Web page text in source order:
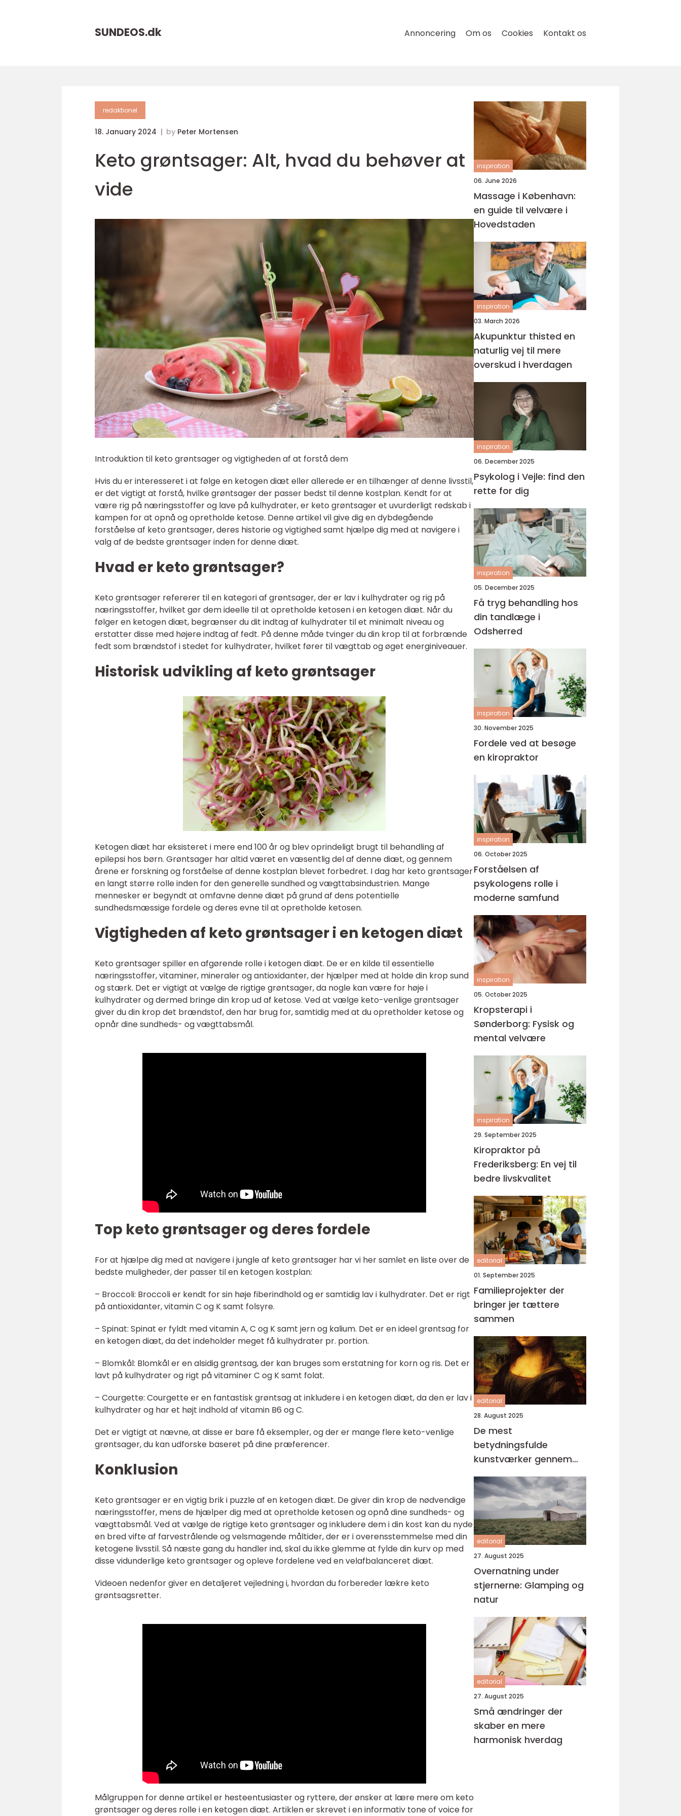
SUNDEOS.dk Annoncering Om os Cookies Kontakt os
redaktionel
18. January 2024 by Peter Mortensen
Keto grøntsager: Alt, hvad du behøver at
vide
Introduktion til keto grøntsager og vigtigheden af at forstå dem
Hvis du er interesseret i at følge en ketogen diæt eller allerede er en tilhænger af denne livsstil,
er det vigtigt at forstå, hvilke grøntsager der passer bedst til denne kostplan. Kendt for at
være rig på næringsstoffer og lave på kulhydrater, er keto grøntsager et uvurderligt redskab i
kampen for at opnå og opretholde ketose. Denne artikel vil give dig en dybdegående
forståelse af keto grøntsager, deres historie og vigtighed samt hjælpe dig med at navigere i
valg af de bedste grøntsager inden for denne diæt.
Hvad er keto grøntsager?
Keto grøntsager refererer til en kategori af grøntsager, der er lav i kulhydrater og rig på
næringsstoffer, hvilket gør dem ideelle til at opretholde ketosen i en ketogen diæt. Når du
følger en ketogen diæt, begrænser du dit indtag af kulhydrater til et minimalt niveau og
erstatter disse med højere indtag af fedt. På denne måde tvinger du din krop til at forbrænde
fedt som brændstof i stedet for kulhydrater, hvilket fører til vægttab og øget energiniveauer.
Historisk udvikling af keto grøntsager
Ketogen diæt har eksisteret i mere end 100 år og blev oprindeligt brugt til behandling af
epilepsi hos børn. Grøntsager har altid været en væsentlig del af denne diæt, og gennem
årene er forskning og forståelse af denne kostplan blevet forbedret. I dag har keto grøntsager
en langt større rolle inden for den generelle sundhed og vægttabsindustrien. Mange
mennesker er begyndt at omfavne denne diæt på grund af dens potentielle
sundhedsmæssige fordele og deres evne til at opretholde ketosen.
Vigtigheden af keto grøntsager i en ketogen diæt
Keto grøntsager spiller en afgørende rolle i ketogen diæt. De er en kilde til essentielle
næringsstoffer, vitaminer, mineraler og antioxidanter, der hjælper med at holde din krop sund
og stærk. Det er vigtigt at vælge de rigtige grøntsager, da nogle kan være for høje i
kulhydrater og dermed bringe din krop ud af ketose. Ved at vælge keto-venlige grøntsager
giver du din krop det brændstof, den har brug for, samtidig med at du opretholder ketose og
opnår dine sundheds- og vægttabsmål.
Top keto grøntsager og deres fordele
For at hjælpe dig med at navigere i jungle af keto grøntsager har vi her samlet en liste over de
bedste muligheder, der passer til en ketogen kostplan:
– Broccoli: Broccoli er kendt for sin høje fiberindhold og er samtidig lav i kulhydrater. Det er rigt
på antioxidanter, vitamin C og K samt folsyre.
– Spinat: Spinat er fyldt med vitamin A, C og K samt jern og kalium. Det er en ideel grøntsag for
en ketogen diæt, da det indeholder meget få kulhydrater pr. portion.
– Blomkål: Blomkål er en alsidig grøntsag, der kan bruges som erstatning for korn og ris. Det er
lavt på kulhydrater og rigt på vitaminer C og K samt folat.
– Courgette: Courgette er en fantastisk grøntsag at inkludere i en ketogen diæt, da den er lav i
kulhydrater og har et højt indhold af vitamin B6 og C.
Det er vigtigt at nævne, at disse er bare få eksempler, og der er mange flere keto-venlige
grøntsager, du kan udforske baseret på dine præferencer.
Konklusion
Keto grøntsager er en vigtig brik i puzzle af en ketogen diæt. De giver din krop de nødvendige
næringsstoffer, mens de hjælper dig med at opretholde ketosen og opnå dine sundheds- og
vægttabsmål. Ved at vælge de rigtige keto grøntsager og inkludere dem i din kost kan du nyde
en bred vifte af farvestrålende og velsmagende måltider, der er i overensstemmelse med din
ketogene livsstil. Så næste gang du handler ind, skal du ikke glemme at fylde din kurv op med
disse vidunderlige keto grøntsager og opleve fordelene ved en velafbalanceret diæt.
Videoen nedenfor giver en detaljeret vejledning i, hvordan du forbereder lækre keto
grøntsagsretter.
Målgruppen for denne artikel er hesteentusiaster og ryttere, der ønsker at lære mere om keto
grøntsager og deres rolle i en ketogen diæt. Artiklen er skrevet i en informativ tone of voice for
inspiration
06. June 2026
Massage i København:
en guide til velvære i
Hovedstaden
inspiration
03. March 2026
Akupunktur thisted en
naturlig vej til mere
overskud i hverdagen
inspiration
06. December 2025
Psykolog i Vejle: find den
rette for dig
inspiration
05. December 2025
Få tryg behandling hos
din tandlæge i
Odsherred
inspiration
30. November 2025
Fordele ved at besøge
en kiropraktor
inspiration
06. October 2025
Forståelsen af
psykologens rolle i
moderne samfund
inspiration
05. October 2025
Kropsterapi i
Sønderborg: Fysisk og
mental velvære
inspiration
29. September 2025
Kiropraktor på
Frederiksberg: En vej til
bedre livskvalitet
editorial
01. September 2025
Familieprojekter der
bringer jer tættere
sammen
editorial
28. August 2025
De mest
betydningsfulde
kunstværker gennem
tiderne
editorial
27. August 2025
Overnatning under
stjernerne: Glamping og
natur
editorial
27. August 2025
Små ændringer der
skaber en mere
harmonisk hverdag